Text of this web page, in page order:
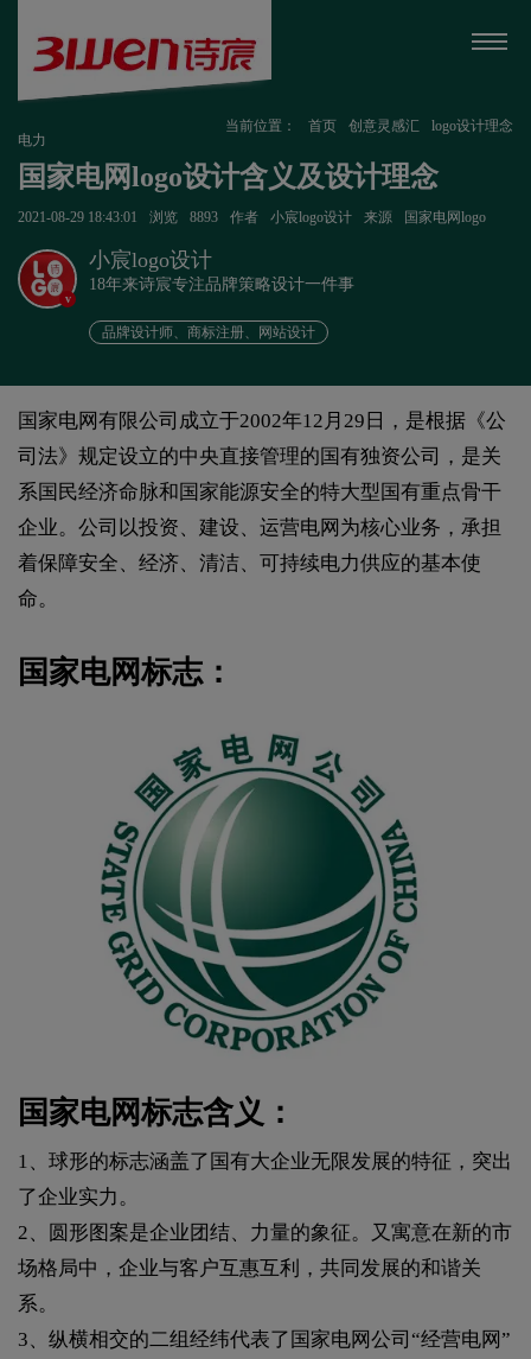
当前位置： 首页 创意灵感汇
logo设计理念
电力
国家电网logo设计含义及设计理念
2021-08-29 18:43:01 浏览 8893 作者 小宸logo设计 来源 国家电网logo
v
小宸logo设计
18年来诗宸专注品牌策略设计一件事
品牌设计师、商标注册、网站设计
国家电网有限公司成立于2002年12月29日，是根据《公
司法》规定设立的中央直接管理的国有独资公司，是关
系国民经济命脉和国家能源安全的特大型国有重点骨干
企业。公司以投资、建设、运营电网为核心业务，承担
着保障安全、经济、清洁、可持续电力供应的基本使
命。
国家电网标志：
国家电网标志含义：
1、球形的标志涵盖了国有大企业无限发展的特征，突出
了企业实力。
2、圆形图案是企业团结、力量的象征。又寓意在新的市
场格局中，企业与客户互惠互利，共同发展的和谐关
系。
3、纵横相交的二组经纬代表了国家电网公司“经营电网”